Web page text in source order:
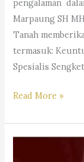
M.H.&
Partners
pengalaman
Marpaung SH
Tanah
termasuk:
Spesialis
Pengacara
Sengketa
Read More »